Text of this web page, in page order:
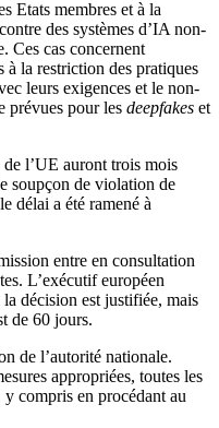
Etats membres et à la
des systèmes d’IA non-
Ces cas concernent
à la restriction des pratiques
leurs exigences et le non-
prévues pour les deepfakes et
l’UE auront trois mois
soupçon de violation de
délai a été ramené à
entre en consultation
L’exécutif européen
décision est justifiée, mais
de 60 jours.
de l’autorité nationale.
appropriées, toutes les
compris en procédant au